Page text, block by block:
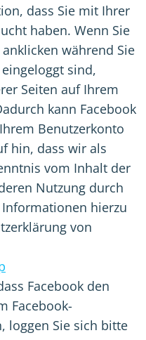
dass Sie mit Ihrer
haben. Wenn Sie
anklicken während Sie
sind,
Seiten auf Ihrem
kann Facebook
Benutzerkonto
hin, dass wir als
vom Inhalt der
Nutzung durch
hierzu
von
Facebook den
Facebook-
loggen Sie sich bitte